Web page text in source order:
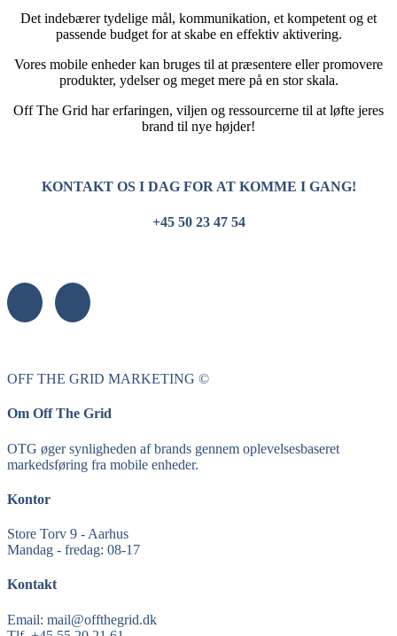
Det indebærer tydelige mål, kommunikation, et kompetent og et
passende budget for at skabe en effektiv aktivering.
Vores mobile enheder kan bruges til at præsentere eller promovere
produkter, ydelser og meget mere på en stor skala.
Off The Grid har erfaringen, viljen og ressourcerne til at løfte jeres
brand til nye højder!
KONTAKT OS I DAG FOR AT KOMME I GANG!
+45 50 23 47 54
OFF THE GRID MARKETING ©
Om Off The Grid
OTG øger synligheden af brands gennem oplevelsesbaseret
markedsføring fra mobile enheder.
Kontor
Store Torv 9 - Aarhus
Mandag - fredag: 08-17
Kontakt
Email: mail@offthegrid.dk